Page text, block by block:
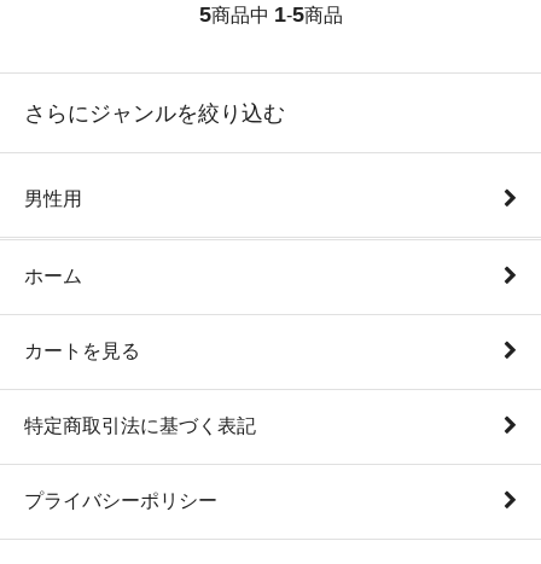
5商品中 1-5商品
さらにジャンルを絞り込む
男性用
ホーム
カートを見る
特定商取引法に基づく表記
プライバシーポリシー